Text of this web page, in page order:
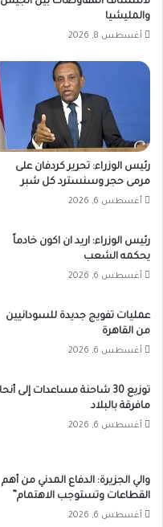
والمليشيا
أغسطس 8, 2026
رئيس الوزراء: تحرير كردفان على
مرمى حجر وسنسترد كل شبر
أغسطس 6, 2026
رئيس الوزراء: اريد ان اكون خادماً
يحكمه الشعب
أغسطس 6, 2026
عمليات تفويج جديدة للسودانيين
من القاهرة
أغسطس 6, 2026
توزيع 30 شاحنة مساعدات إلى
مافرقة بالبلاد
أغسطس 6, 2026
والي الجزيرة: الدفاع المدني من أهم
القطاعات وتستوجب الاهتمام”
أغسطس 6, 2026